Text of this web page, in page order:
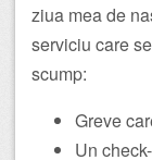
ziua mea de
serviciu care
scump:
Greve
Un